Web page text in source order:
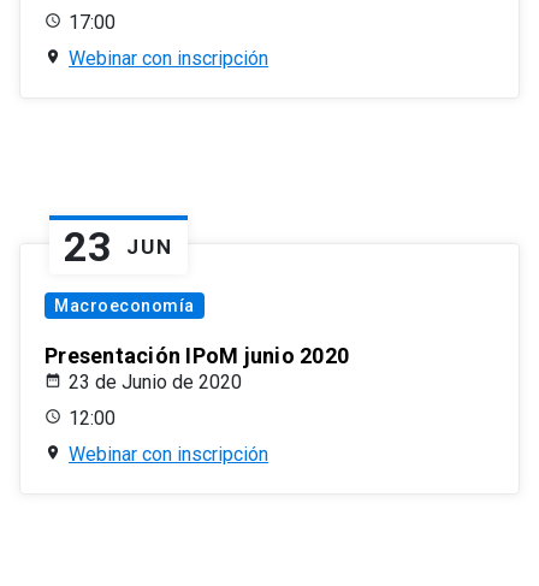
17:00
Webinar con inscripción
23 JUN
Macroeconomía
Presentación IPoM junio 2020
23 de Junio de 2020
12:00
Webinar con inscripción